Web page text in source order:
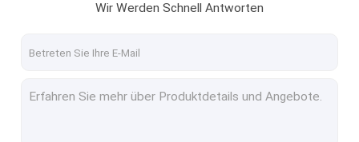
vertikaler Wirbelschichttrockner
Sprühtrocknungs-Maschine
Wir Werden Schnell Antworten